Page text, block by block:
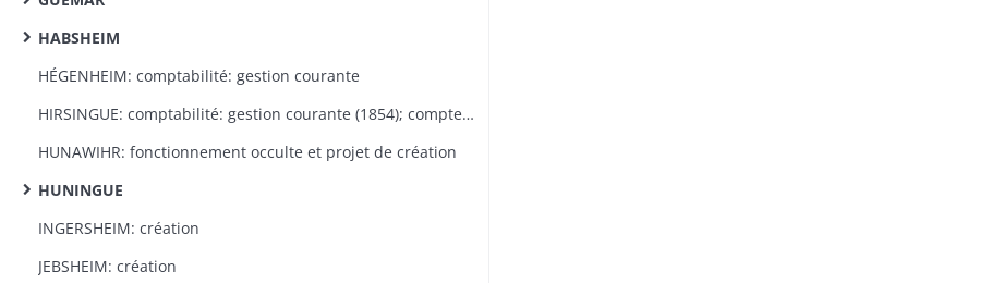
HABSHEIM
HÉGENHEIM: comptabilité: gestion courante
HIRSINGUE: comptabilité: gestion courante (1854); comptes de gestion (1847-1854)
HUNAWIHR: fonctionnement occulte et projet de création
HUNINGUE
INGERSHEIM: création
JEBSHEIM: création